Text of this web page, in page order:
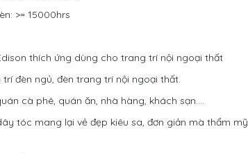
>= 15000hrs
thích ứng dùng cho trang trí nội ngoại thất
đèn ngủ, đèn trang trí nội ngoại thất.
cà phê, quán ăn, nhà hàng, khách sạn….
tóc mang lại vẻ đẹp kiêu sa, đơn giản mà thẩm mỹ